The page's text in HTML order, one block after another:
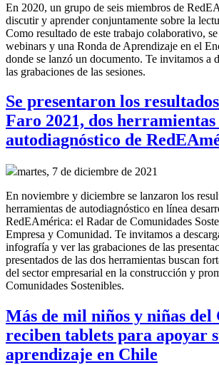
En 2020, un grupo de seis miembros de
discutir y aprender conjuntamente sobre la
Como resultado de este trabajo colaborativo,
webinars y una Ronda de Aprendizaje en el
donde se lanzó un documento. Te invitamos a
las grabaciones de las sesiones.
Se presentaron los
Faro 2021, dos herramientas
autodiagnóstico de
martes, 7 de diciembre de 2021
En noviembre y diciembre se lanzaron los
herramientas de autodiagnóstico en línea
RedEAmérica: el Radar de Comunidades
Empresa y Comunidad. Te invitamos a
infografía y ver las grabaciones de las
presentados de las dos herramientas buscan
del sector empresarial en la construcción y
Comunidades Sostenibles.
Más de mil niños y niñas del
reciben tablets para apoyar
aprendizaje en Chile